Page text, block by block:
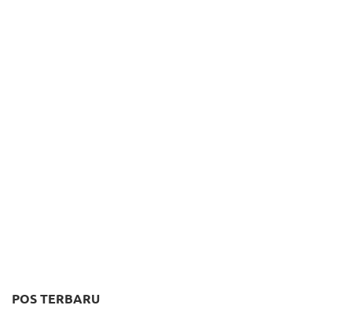
POS TERBARU